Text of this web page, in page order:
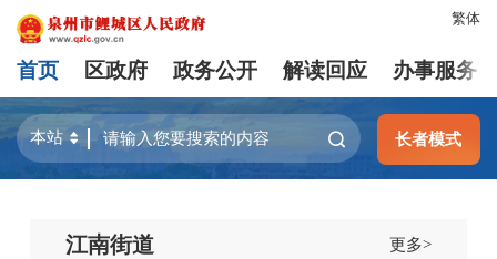
繁体
首页 区政府 政务公开 解读回应 办事服务
长者模式
江南街道 更多>